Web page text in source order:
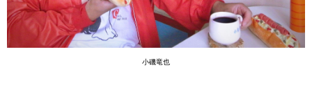
小磯竜也